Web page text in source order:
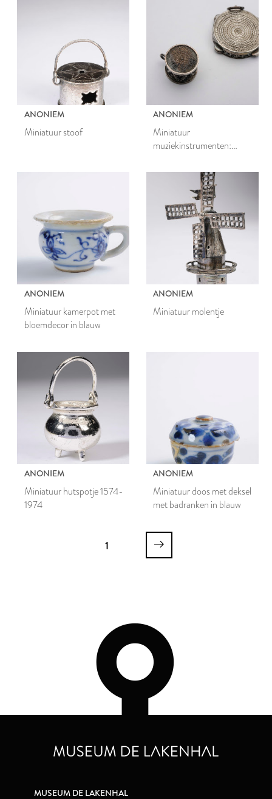
ANONIEM
Miniatuur stoof
ANONIEM
Miniatuur
muziekinstrumenten:
ANONIEM
Miniatuur kamerpot met
bloemdecor in blauw
ANONIEM
Miniatuur molentje
ANONIEM
Miniatuur hutspotje 1574-
1974
ANONIEM
Miniatuur doos met deksel
met badranken in blauw
1
MUSEUM DE LAKENHAL